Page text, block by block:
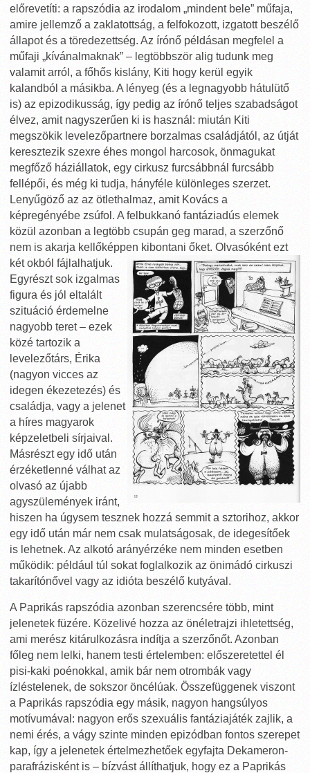
előrevetíti: a rapszódia az irodalom „mindent bele” műfaja,
amire jellemző a zaklatottság, a felfokozott, izgatott beszélő
állapot és a töredezettség. Az írónő példásan megfelel a
műfaji „kívánalmaknak” – legtöbbször alig tudunk meg
valamit arról, a főhős kislány, Kiti hogy kerül egyik
kalandból a másikba. A lényeg (és a legnagyobb hátulütő
is) az epizodikusság, így pedig az írónő teljes szabadságot
élvez, amit nagyszerűen ki is használ: miután Kiti
megszökik levelezőpartnere borzalmas családjától, az útját
keresztezik szexre éhes mongol harcosok, önmagukat
megfőző háziállatok, egy cirkusz furcsábbnál furcsább
fellépői, és még ki tudja, hányféle különleges szerzet.
Lenyűgöző az az ötlethalmaz, amit Kovács a
képregényébe zsúfol. A felbukkanó fantáziadús elemek
közül azonban a legtöbb csupán geg marad, a szerzőnő
nem is akarja kellőképpen kibontani őket. Olvasóként ezt
két okból fájlalhatjuk.
Egyrészt sok izgalmas
figura és jól eltalált
szituáció érdemelne
nagyobb teret – ezek
közé tartozik a
levelezőtárs, Érika
(nagyon vicces az
idegen ékezetezés) és
családja, vagy a jelenet
a híres magyarok
képzeletbeli sírjaival.
Másrészt egy idő után
érzéketlenné válhat az
olvasó az újabb
agyszülemények iránt,
hiszen ha úgysem tesznek hozzá semmit a sztorihoz, akkor
egy idő után már nem csak mulatságosak, de idegesítőek
is lehetnek. Az alkotó arányérzéke nem minden esetben
működik: például túl sokat foglalkozik az önimádó cirkuszi
takarítónővel vagy az idióta beszélő kutyával.
A Paprikás rapszódia azonban szerencsére több, mint
jelenetek füzére. Közelivé hozza az önéletrajzi ihletettség,
ami merész kitárulkozásra indítja a szerzőnőt. Azonban
főleg nem lelki, hanem testi értelemben: előszeretettel él
pisi-kaki poénokkal, amik bár nem otrombák vagy
ízléstelenek, de sokszor öncélúak. Összefüggenek viszont
a Paprikás rapszódia egy másik, nagyon hangsúlyos
motívumával: nagyon erős szexuális fantáziajáték zajlik, a
nemi érés, a vágy szinte minden epizódban fontos szerepet
kap, így a jelenetek értelmezhetőek egyfajta Dekameron-
parafrázisként is – bízvást állíthatjuk, hogy ez a Paprikás